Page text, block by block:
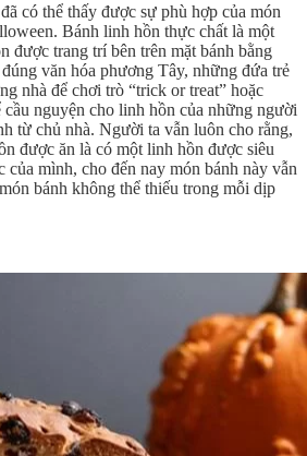
có thể thấy được sự phù hợp của món
Bánh linh hồn thực chất là một
được trang trí bên trên mặt bánh bằng
văn hóa phương Tây, những đứa trẻ
nhà để chơi trò “trick or treat” hoặc
cầu nguyện cho linh hồn của những người
từ chủ nhà. Người ta vẫn luôn cho rằng,
được ăn là có một linh hồn được siêu
của mình, cho đến nay món bánh này vẫn
bánh không thể thiếu trong mỗi dịp